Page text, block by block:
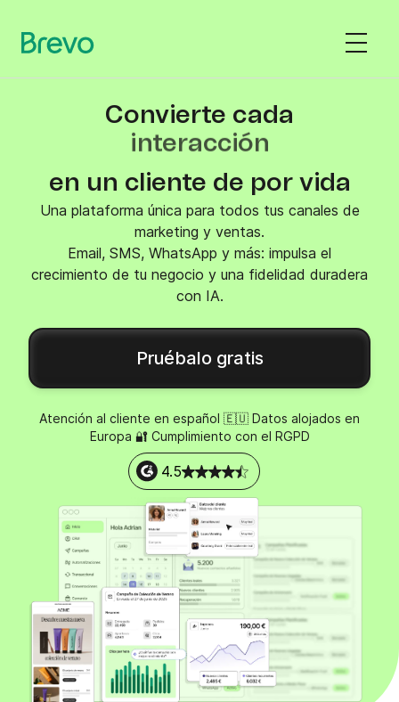
Convierte cada
interacción
en un cliente de por vida
Una plataforma única para todos tus canales de
marketing y ventas.
Email, SMS, WhatsApp y más: impulsa el
crecimiento de tu negocio y una fidelidad duradera
con IA.
Pruébalo gratis
Atención al cliente en español 🇪🇺 Datos alojados en
Europa 🔐 Cumplimiento con el RGPD
4.5